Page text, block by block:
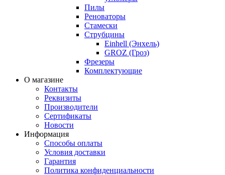
Пилы
Реноваторы
Стамески
Струбцины
Einhell (Энхель)
GROZ (Гроз)
Фрезеры
Комплектующие
О магазине
Контакты
Реквизиты
Производители
Сертификаты
Новости
Информация
Способы оплаты
Условия доставки
Гарантия
Политика конфиденциальности